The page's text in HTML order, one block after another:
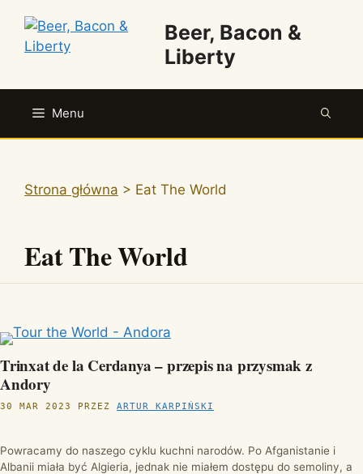
treści
Beer, Bacon &
Liberty
Menu
Strona główna > Eat The World
Eat The World
Trinxat de la Cerdanya – przepis na przysmak z
Andory
30 MAR 2023 PRZEZ ARTUR KARPIŃSKI
Powracamy do naszego cyklu kuchni narodów. Po Afganistanie i
Albanii miała być Algieria, jednak nie miałem dostępu do semoliny, a